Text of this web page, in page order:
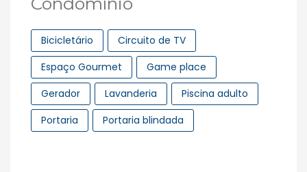
Bicicletário
Circuito de TV
Espaço Gourmet
Game place
Gerador
Lavanderia
Piscina adulto
Portaria
Portaria blindada